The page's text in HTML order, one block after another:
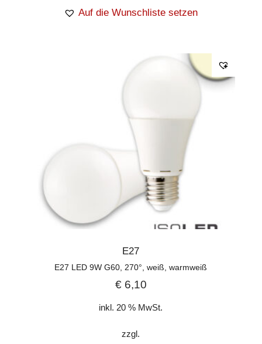
Auf die Wunschliste setzen
E27
E27 LED 9W G60, 270°, weiß, warmweiß
€6,10
inkl. 20 % MwSt.
zzgl.